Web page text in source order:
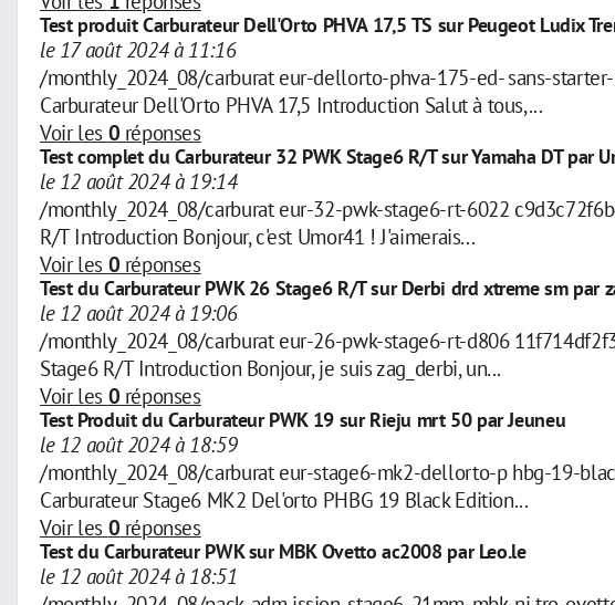
Test produit Carburateur Dell'Orto PHVA 17,5 TS sur Peugeot Ludix
le 17 août 2024 à 11:16
/monthly_2024_08/carburat eur-dellorto-phva-175-ed- sans-
Carburateur Dell'Orto PHVA 17,5 Introduction Salut à tous,...
Voir les 0 réponses
Test complet du Carburateur 32 PWK Stage6 R/T sur Yamaha DT par
le 12 août 2024 à 19:14
/monthly_2024_08/carburat eur-32-pwk-stage6-rt-6022
R/T Introduction Bonjour, c'est Umor41 ! J'aimerais...
Voir les 0 réponses
Test du Carburateur PWK 26 Stage6 R/T sur Derbi drd xtreme sm par
le 12 août 2024 à 19:06
/monthly_2024_08/carburat eur-26-pwk-stage6-rt-d806
Stage6 R/T Introduction Bonjour, je suis zag_derbi, un...
Voir les 0 réponses
Test Produit du Carburateur PWK 19 sur Rieju mrt 50 par Jeuneu
le 12 août 2024 à 18:59
/monthly_2024_08/carburat eur-stage6-mk2-dellorto-p hbg-19-
Carburateur Stage6 MK2 Del'orto PHBG 19 Black Edition...
Voir les 0 réponses
Test du Carburateur PWK sur MBK Ovetto ac2008 par Leo.le
le 12 août 2024 à 18:51